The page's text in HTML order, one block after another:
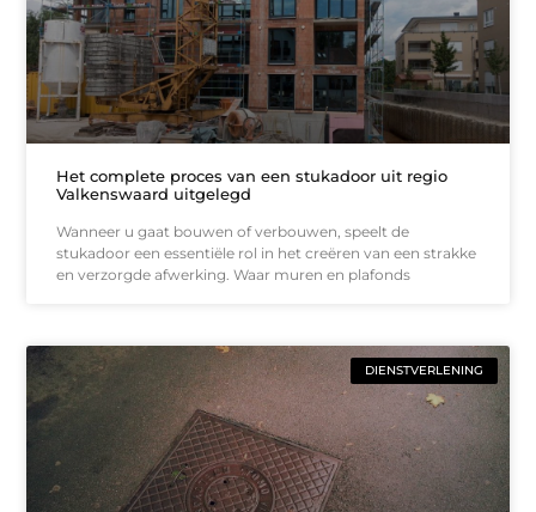
Het complete proces van een stukadoor uit regio
Valkenswaard uitgelegd
Wanneer u gaat bouwen of verbouwen, speelt de
stukadoor een essentiële rol in het creëren van een strakke
en verzorgde afwerking. Waar muren en plafonds
DIENSTVERLENING